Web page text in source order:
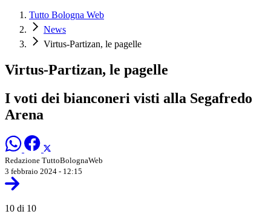
Tutto Bologna Web
News
Virtus-Partizan, le pagelle
Virtus-Partizan, le pagelle
I voti dei bianconeri visti alla Segafredo
Arena
Redazione TuttoBolognaWeb
3 febbraio 2024 - 12:15
10 di 10